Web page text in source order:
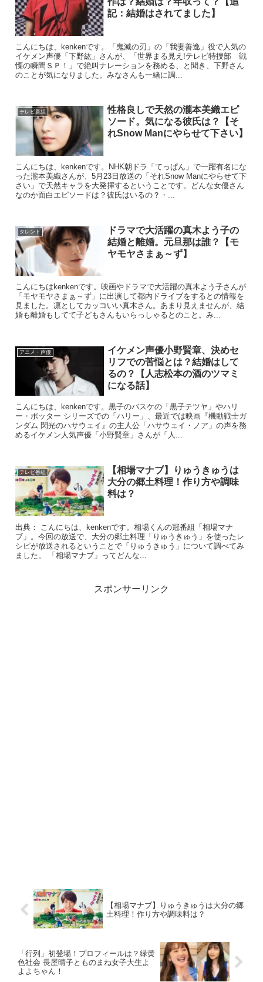
記：結婚はされてました】
こんにちは、kenkenです。「鬼滅の刃」の「我妻善逸」役で人気の
イケメン声優「下野紘」さんが、「世界まる見え!テレビ特捜部 戦
慄の瞬間ＳＰ！」で絶叫ナレーションを務める、と聞き、下野さん
のことが気になりました。みなさんも一緒に調...
テレビ番組
性格良しで天然の瀧本美織エピ
ソード。気になる彼氏は？【そ
れSnow Manにやらせて下さい】
こんにちは、kenkenです。NHK朝ドラ「てっぱん」で一躍有名にな
った瀧本美織さんが、5月23日放送の「それSnow Manにやらせて下
さい」で天然キャラを大発揮するということです。どんな女優さん
なのか面白エピソードは？彼氏はいるの？・...
タレント
ドラマで大活躍の真木よう子の
結婚と離婚。元旦那は誰？【モ
ヤモヤさまぁ～ず】
こんにちはkenkenです。映画やドラマで大活躍の真木よう子さんが
「モヤモヤさまぁ～ず」に出演して都内ドライブをするとの情報を
見ました。凛としてカッコいい真木さん。あまり見えませんが、結
婚も離婚もしてて子どもさんもいらっしゃるとのこと。み...
アニメ・声優
イケメン声優小野賢章、決めセ
リフでの苦悩とは？結婚はして
るの？【人志松本の酒のツマミ
になる話】
こんにちは、kenkenです。黒子のバスケの「黒子テツヤ」やハリ
ー・ポッター シリーズでの「ハリー」、最近では映画『機動戦士ガ
ンダム 閃光のハサウェイ』の主人公「ハサウェイ・ノア」の声を務
めるイケメン人気声優「小野賢章」さんが「人...
テレビ番組
【相場マナブ】りゅうきゅうは
大分の郷土料理！作り方や調味
料は？
出典： こんにちは、kenkenです。相場くんの冠番組「相場マナ
ブ」。今回の放送で、大分の郷土料理「りゅうきゅう」を使ったレ
シピが放送されるということで「りゅうきゅう」について調べてみ
ました。 「相場マナブ」ってどんな...
スポンサーリンク
【相場マナブ】りゅうきゅうは大分の郷
土料理！作り方や調味料は？
「行列」初登場！プロフィールは？緑黄
色社会 長屋晴子とものまね女子大生よ
よよちゃん！